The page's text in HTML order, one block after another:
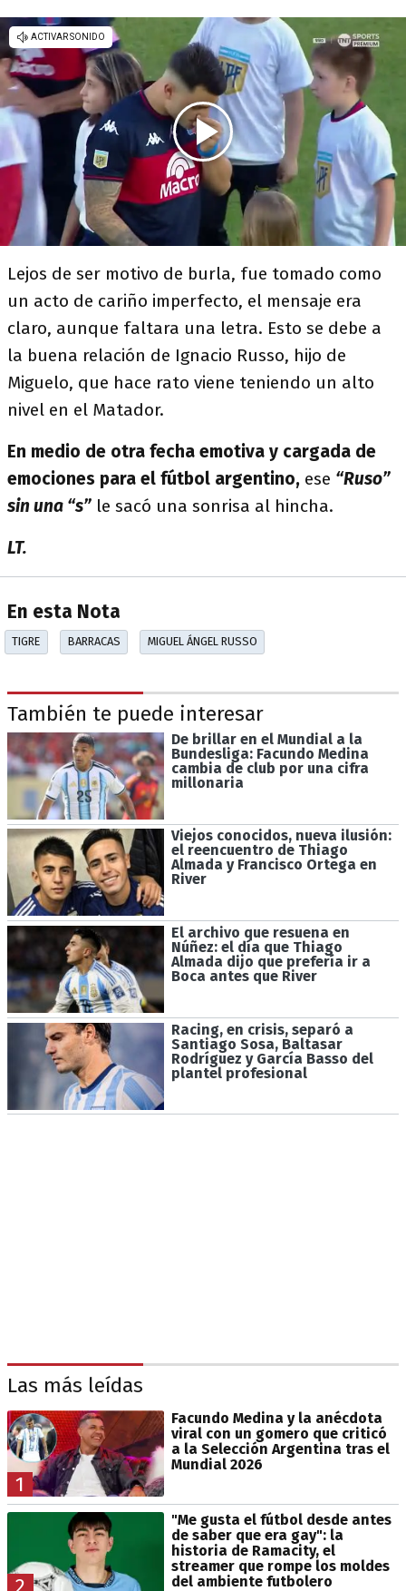
Lejos de ser motivo de burla, fue tomado como
un acto de cariño imperfecto, el mensaje era
claro, aunque faltara una letra. Esto se debe a
la buena relación de Ignacio Russo, hijo de
Miguelo, que hace rato viene teniendo un alto
nivel en el Matador.
En medio de otra fecha emotiva y cargada de
emociones para el fútbol argentino, ese “Ruso”
sin una “s” le sacó una sonrisa al hincha.
LT.
En esta Nota
TIGRE BARRACAS MIGUEL ÁNGEL RUSSO
También te puede interesar
De brillar en el Mundial a la
Bundesliga: Facundo Medina
cambia de club por una cifra
millonaria
Viejos conocidos, nueva ilusión:
el reencuentro de Thiago
Almada y Francisco Ortega en
River
El archivo que resuena en
Núñez: el día que Thiago
Almada dijo que prefería ir a
Boca antes que River
Racing, en crisis, separó a
Santiago Sosa, Baltasar
Rodríguez y García Basso del
plantel profesional
Las más leídas
1
Facundo Medina y la anécdota
viral con un gomero que criticó
a la Selección Argentina tras el
Mundial 2026
"Me gusta el fútbol desde antes
de saber que era gay": la
historia de Ramacity, el
streamer que rompe los moldes
del ambiente futbolero